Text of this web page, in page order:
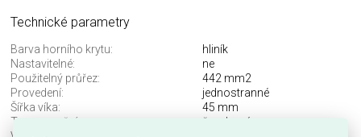
Technické parametry
Barva horního krytu:
hliník
Nastavitelné:
ne
Použitelný průřez:
442 mm2
Provedení:
jednostranné
Šířka víka:
45 mm
Typ upevnění:
šroubové